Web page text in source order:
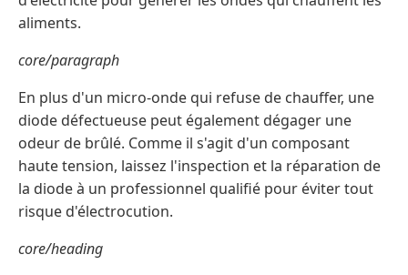
aliments.
core/paragraph
En plus d'un micro-onde qui refuse de chauffer, une
diode défectueuse peut également dégager une
odeur de brûlé. Comme il s'agit d'un composant
haute tension, laissez l'inspection et la réparation de
la diode à un professionnel qualifié pour éviter tout
risque d'électrocution.
core/heading